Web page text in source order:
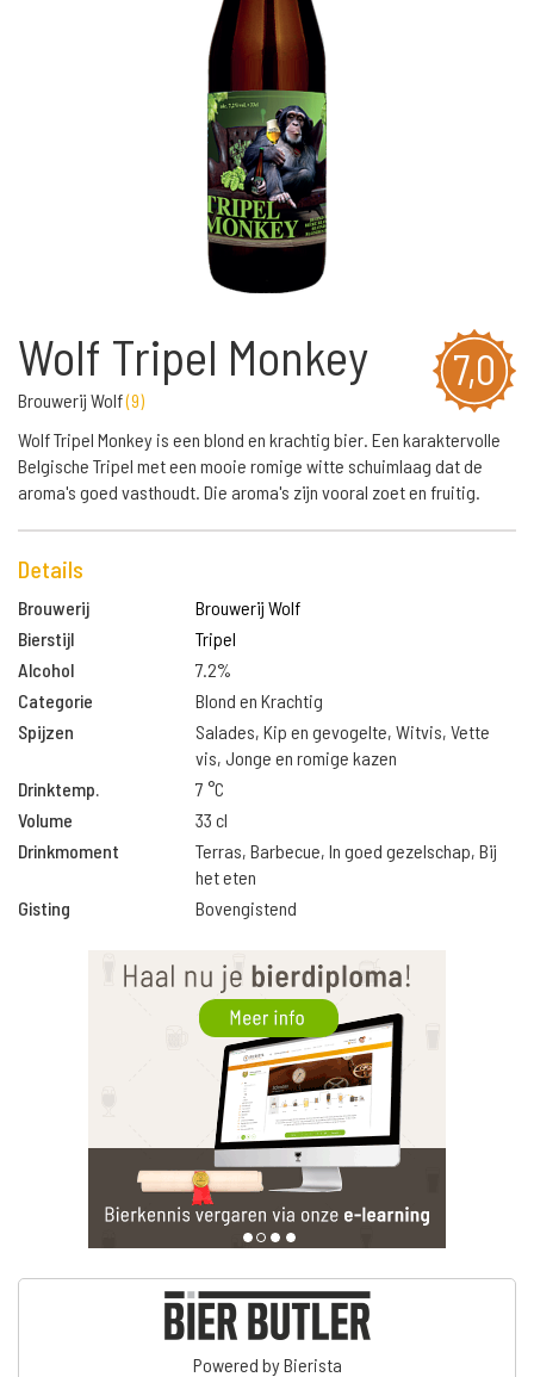
7,0
Wolf Tripel Monkey
Brouwerij Wolf(9)
Wolf Tripel Monkey is een blond en krachtig bier. Een karaktervolle
Belgische Tripel met een mooie romige witte schuimlaag dat de
aroma's goed vasthoudt. Die aroma's zijn vooral zoet en fruitig.
Details
Brouwerij
Brouwerij Wolf
Bierstijl
Tripel
Alcohol
7.2%
Categorie
Blond en Krachtig
Spijzen
Salades, Kip en gevogelte, Witvis, Vette
vis, Jonge en romige kazen
Drinktemp.
7 °C
Volume
33 cl
Drinkmoment
Terras, Barbecue, In goed gezelschap, Bij
het eten
Gisting
Bovengistend
Powered by Bierista